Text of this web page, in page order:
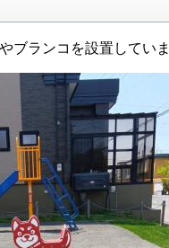
ブランコを設置してい